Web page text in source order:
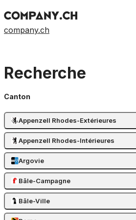
company.ch
Recherche
Canton
Appenzell Rhodes-Extérieures
Appenzell Rhodes-Intérieures
Argovie
Bâle-Campagne
Bâle-Ville